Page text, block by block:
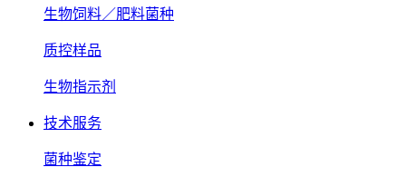
生物饲料／肥料菌种
质控样品
生物指示剂
技术服务
菌种鉴定